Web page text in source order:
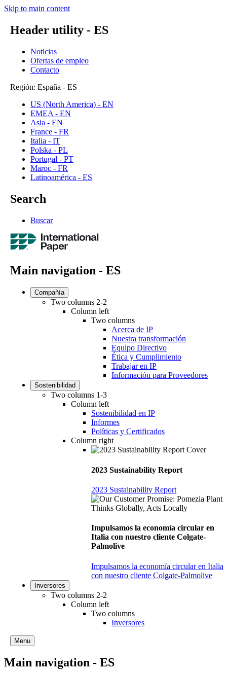
Skip to main content
Header utility - ES
Noticias
Ofertas de empleo
Contacto
Región: España - ES
US (North America) - EN
EMEA - EN
Asia - EN
France - FR
Italia - IT
Polska - PL
Portugal - PT
Maroc - FR
Latinoamérica - ES
Search
Buscar
Main navigation - ES
Compañía
Two columns 2-2
Column left
Two columns
Acerca de IP
Nuestra transformación
Equipo Directivo
Ética y Cumplimiento
Trabajar en IP
Información para Proveedores
Sostenibilidad
Two columns 1-3
Column left
Sostenibilidad en IP
Informes
Políticas y Certificados
Column right
2023 Sustainability Report
2023 Sustainability Report
Impulsamos la economía circular en
Italia con nuestro cliente Colgate-
Palmolive
Impulsamos la economía circular en Italia
con nuestro cliente Colgate-Palmolive
Inversores
Two columns 2-2
Column left
Two columns
Inversores
Menu
Main navigation - ES